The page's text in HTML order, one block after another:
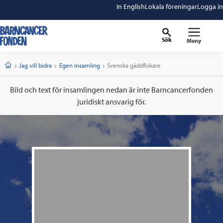
In EnglishLokala föreningarLogga in
Sök Meny
StartJag vill bidra Egen insamling Current:
Svenska gäddfiskare
Bild och text för insamlingen nedan är inte Barncancerfonden
juridiskt ansvarig för.